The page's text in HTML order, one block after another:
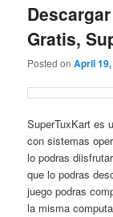
Gratis,
Posted onApril
SuperTuxKart es
con sistemas
lo podras
que lo podras
juego podras
la misma